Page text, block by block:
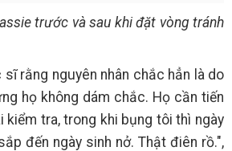
trước và sau khi đặt vòng tránh
rằng nguyên nhân chắc hẳn là do
họ không dám chắc. Họ cần tiến
kiểm tra, trong khi bụng tôi thì ngày
đến ngày sinh nở. Thật điên rồ.",